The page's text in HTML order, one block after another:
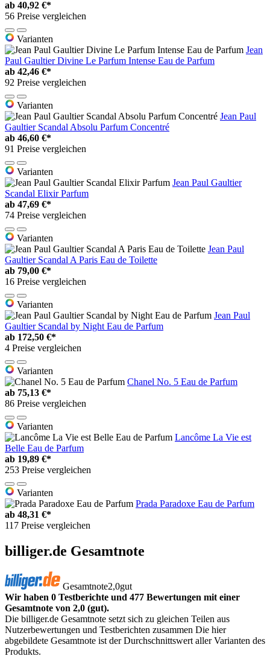
ab 40,92 €*
56 Preise vergleichen
Varianten
Jean
Paul Gaultier Divine Le Parfum Intense Eau de Parfum
ab 42,46 €*
92 Preise vergleichen
Varianten
Jean Paul
Gaultier Scandal Absolu Parfum Concentré
ab 46,60 €*
91 Preise vergleichen
Varianten
Jean Paul Gaultier
Scandal Elixir Parfum
ab 47,69 €*
74 Preise vergleichen
Varianten
Jean Paul
Gaultier Scandal A Paris Eau de Toilette
ab 79,00 €*
16 Preise vergleichen
Varianten
Jean Paul
Gaultier Scandal by Night Eau de Parfum
ab 172,50 €*
4 Preise vergleichen
Varianten
Chanel No. 5 Eau de Parfum
ab 75,13 €*
86 Preise vergleichen
Varianten
Lancôme La Vie est
Belle Eau de Parfum
ab 19,89 €*
253 Preise vergleichen
Varianten
Prada Paradoxe Eau de Parfum
ab 48,31 €*
117 Preise vergleichen
billiger.de Gesamtnote
Gesamtnote2,0gut
Wir haben 0 Testberichte und 477 Bewertungen mit einer
Gesamtnote von 2,0 (gut).
Die billiger.de Gesamtnote setzt sich zu gleichen Teilen aus
Nutzerbewertungen und Testberichten zusammen Die hier
abgebildete Gesamtnote ist der Durchschnittswert aller Varianten des
Produkts.